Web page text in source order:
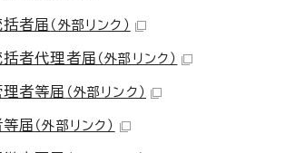
者届 （外部リンク）
者代理者届 （外部リンク）
者等届 （外部リンク）
届 （外部リンク）